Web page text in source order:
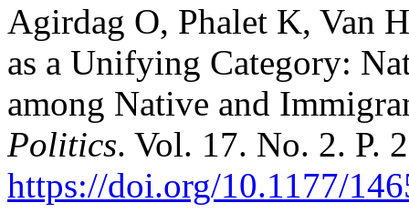
Agirdag O, Phalet K, Van
as a Unifying Category:
among Native and
Politics. Vol. 17. No. 2. P.
https://doi.org/10.1177/